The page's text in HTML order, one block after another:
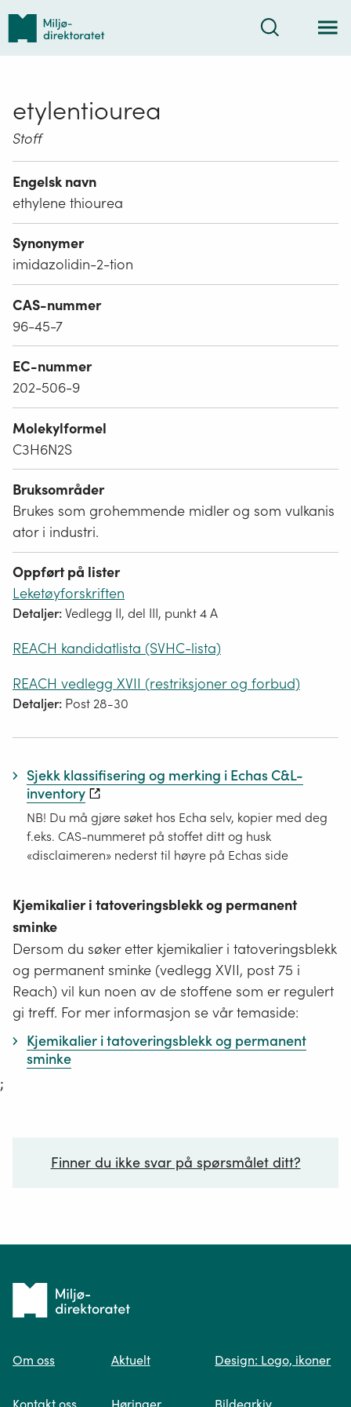
Tilbake
forsiden
Søk
etylentiourea
Stoff
Engelsk navn
ethylene thiourea
Synonymer
imidazolidin-2-tion
CAS-nummer
96-45-7
EC-nummer
202-506-9
Molekylformel
C3H6N2S
Bruksområder
Brukes som grohemmende midler og som vulkanis
ator i industri.
Oppført på lister
Leketøyforskriften
Detaljer:Vedlegg II, del III, punkt 4 A
REACH kandidatlista (SVHC-lista)
REACH vedlegg XVII (restriksjoner og forbud)
Detaljer: Post 28-30
Sjekk klassifisering og merking i Echas C&L-
inventory
NB! Du må gjøre søket hos Echa selv, kopier med deg
f.eks. CAS-nummeret på stoffet ditt og husk
«disclaimeren» nederst til høyre på Echas side
Kjemikalier i tatoveringsblekk og permanent
sminke
Dersom du søker etter kjemikalier i tatoveringsblekk
og permanent sminke (vedlegg XVII, post 75 i
Reach) vil kun noen av de stoffene som er regulert
gi treff. For mer informasjon se vår temaside:
Kjemikalier i tatoveringsblekk og permanent
sminke
;
Finner du ikke svar på spørsmålet ditt?
Spør oss
Tilbake
forsiden
Om oss Aktuelt Design: Logo, ikoner